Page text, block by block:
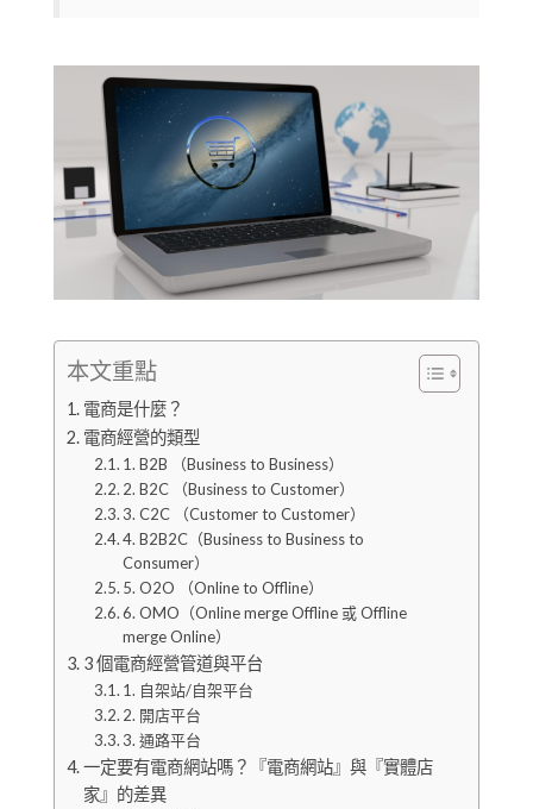
本文重點
電商是什麼？
電商經營的類型
1. B2B （Business to Business）
2. B2C （Business to Customer）
3. C2C （Customer to Customer）
4. B2B2C（Business to Business to
Consumer）
5. O2O （Online to Offline）
6. OMO（Online merge Offline 或 Offline
merge Online）
3 個電商經營管道與平台
1. 自架站/自架平台
2. 開店平台
3. 通路平台
一定要有電商網站嗎？『電商網站』與『實體店
家』的差異